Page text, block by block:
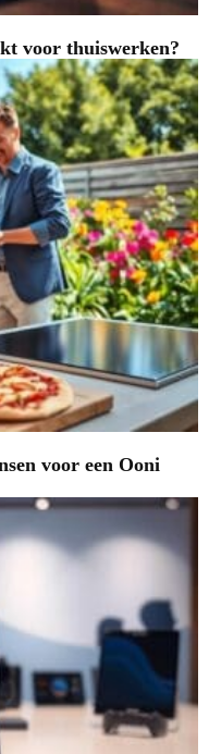
voor thuiswerken?
voor een Ooni